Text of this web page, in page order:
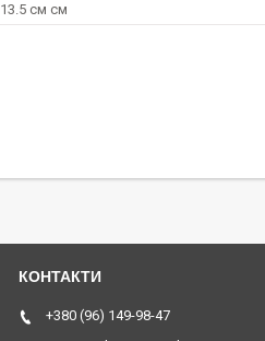
13.5 см см
+380 (96) 149-98-47